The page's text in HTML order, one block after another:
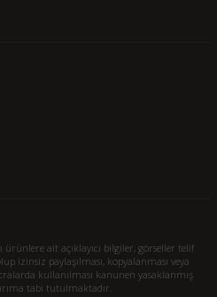
ait açıklayıcı bilgiler, görseller telif
izinsiz paylaşılması, kopyalanması veya
kullanılması kanunen yasaklanmış
tabi tutulmaktadır.